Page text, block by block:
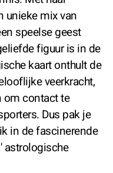
unieke mix van
speelse geest
figuur is in de
kaart onthult de
veerkracht,
om contact te
Dus pak je
in de fascinerende
astrologische